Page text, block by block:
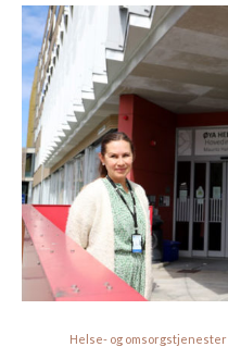
Helse- og omsorgstjenester